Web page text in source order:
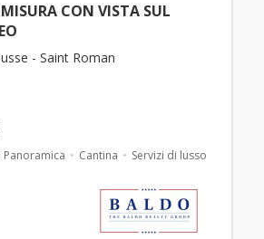
CON VISTA SUL
- Saint Roman
Panoramica Cantina Servizi di lusso